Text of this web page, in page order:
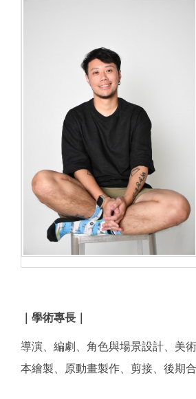
｜學術專長｜
導演、編劇、角色與場景設計、美
本繪製、原動畫製作、剪接、後期